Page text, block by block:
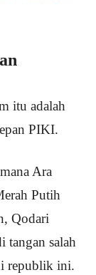
itu adalah
PIKI.
Ara
Putih
Qodari
tangan salah
republik ini.